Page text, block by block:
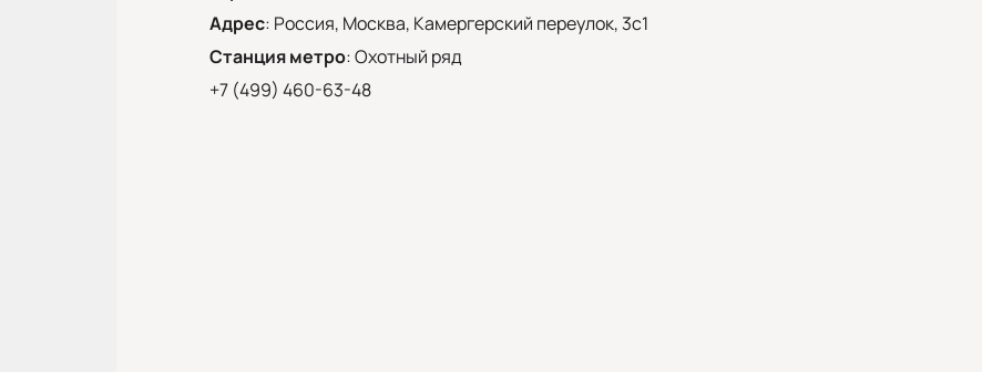
Адрес: Россия, Москва, Камергерский переулок, 3с1
Станция метро:Охотный ряд
+7 (499) 460-63-48